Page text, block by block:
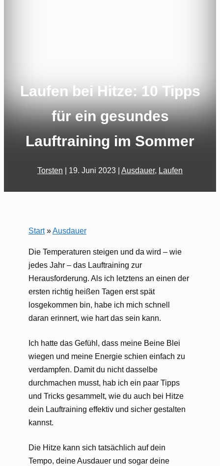
Laufen bei Hitze: 10 Tipps
für ein gesundes
Lauftraining im Sommer
Torsten 19. Juni 2023 Ausdauer, Laufen
Start»Ausdauer
Die Temperaturen steigen und da wird – wie
jedes Jahr – das Lauftraining zur
Herausforderung. Als ich letztens an einen der
ersten richtig heißen Tagen erst spät
losgekommen bin, habe ich mich schnell
daran erinnert, wie hart das sein kann.
Ich hatte das Gefühl, dass meine Beine Blei
wiegen und meine Energie schien einfach zu
verdampfen. Damit du nicht dasselbe
durchmachen musst, hab ich ein paar Tipps
und Tricks gesammelt, wie du auch bei Hitze
dein Lauftraining effektiv und sicher gestalten
kannst.
Die Hitze kann sich tatsächlich auf dein
Tempo, deine Ausdauer und sogar deine